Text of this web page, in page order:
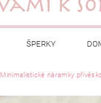
ŠPERKY
Minimalistické náramky